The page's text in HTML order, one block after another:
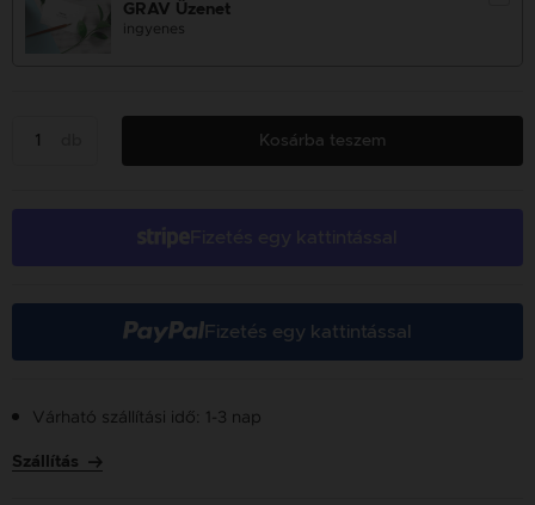
GRAV Üzenet
ingyenes
Kosárba teszem
Fizetés egy kattintással
Várható szállítási idő: 1-3 nap
Szállítás